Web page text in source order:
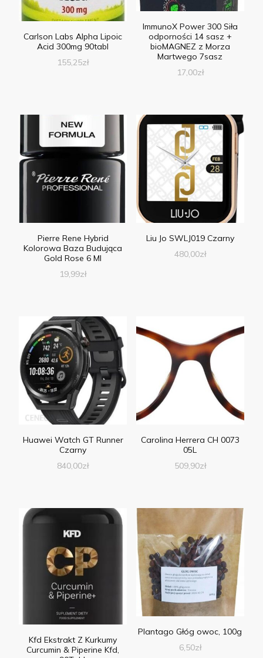
Carlson Labs Alpha Lipoic
Acid 300mg 90tabl
155,25zł
ImmunoX Power 300 Siła
odporności 14 sasz +
bioMAGNEZ z Morza
Martwego 7sasz
17,00zł
Pierre Rene Hybrid
Kolorowa Baza Budująca
Gold Rose 6 Ml
19,99zł
Liu Jo SWLJ019 Czarny
480,00zł
Huawei Watch GT Runner
Czarny
840,00zł
Carolina Herrera CH 0073
05L
509,90zł
Kfd Ekstrakt Z Kurkumy
Curcumin & Piperine Kfd,
Plantago Głóg owoc, 100g
6,50zł